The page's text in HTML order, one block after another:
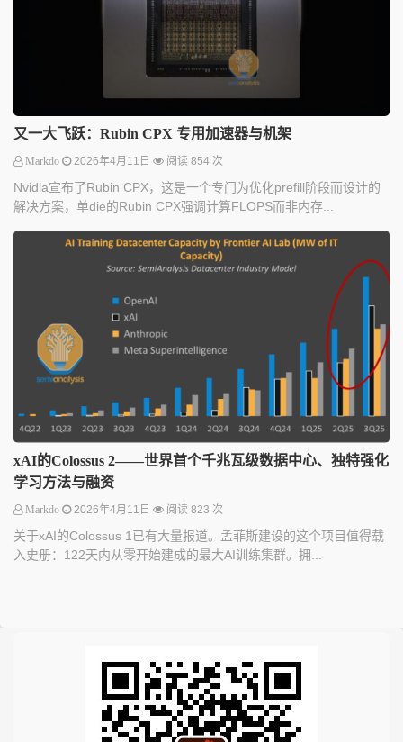
又一大飞跃：Rubin CPX 专用加速器与机架
Markdo 2026年4月11日 阅读 854 次
Nvidia宣布了Rubin CPX，这是一个专门为优化prefill阶段而设计的
解决方案，单die的Rubin CPX强调计算FLOPS而非内存...
xAI的Colossus 2——世界首个千兆瓦级数据中心、独特强化
学习方法与融资
Markdo 2026年4月11日 阅读 823 次
关于xAI的Colossus 1已有大量报道。孟菲斯建设的这个项目值得载
入史册：122天内从零开始建成的最大AI训练集群。拥...